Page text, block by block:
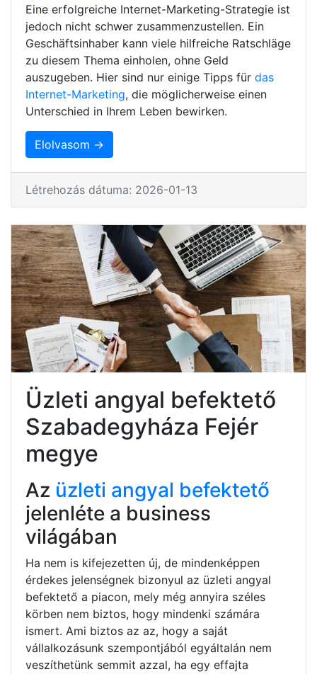
Eine erfolgreiche Internet-Marketing-Strategie ist
jedoch nicht schwer zusammenzustellen. Ein
Geschäftsinhaber kann viele hilfreiche Ratschläge
zu diesem Thema einholen, ohne Geld
auszugeben. Hier sind nur einige Tipps für das
Internet-Marketing, die möglicherweise einen
Unterschied in Ihrem Leben bewirken.
Elolvasom →
Létrehozás dátuma: 2026-01-13
Üzleti angyal befektető
Szabadegyháza Fejér
megye
Az üzleti angyal befektető
jelenléte a business
világában
Ha nem is kifejezetten új, de mindenképpen
érdekes jelenségnek bizonyul az üzleti angyal
befektető a piacon, mely még annyira széles
körben nem biztos, hogy mindenki számára
ismert. Ami biztos az az, hogy a saját
vállalkozásunk szempontjából egyáltalán nem
veszíthetünk semmit azzal, ha egy effajta